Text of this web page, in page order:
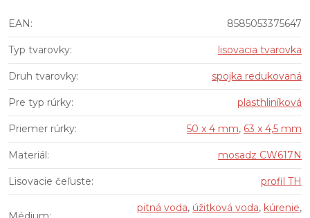
EAN: 8585053375647
Typ tvarovky: lisovacia tvarovka
Druh tvarovky: spojka redukovaná
Pre typ rúrky: plasthliníková
Priemer rúrky: 50 x 4 mm, 63 x 4,5 mm
Materiál: mosadz CW617N
Lisovacie čeľuste: profil TH
pitná voda, úžitková voda, kúrenie,